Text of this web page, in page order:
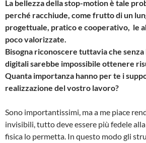
La bellezza della stop-motion è tale
perché racchiude, come frutto di un
progettuale, pratico e cooperativo, le
poco valorizzate.
Bisogna riconoscere tuttavia che senza
digitali sarebbe impossibile ottenere
Quanta importanza hanno per te i
realizzazione del vostro lavoro?
Sono importantissimi, ma a me piace
invisibili, tutto deve essere più fedele
fisica lo permetta. In questo modo gli